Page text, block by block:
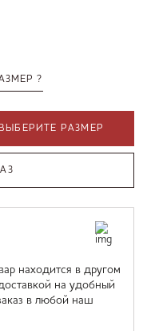
?
ВЫБЕРИТЕ РАЗМЕР
находится в другом
на удобный
в любой наш